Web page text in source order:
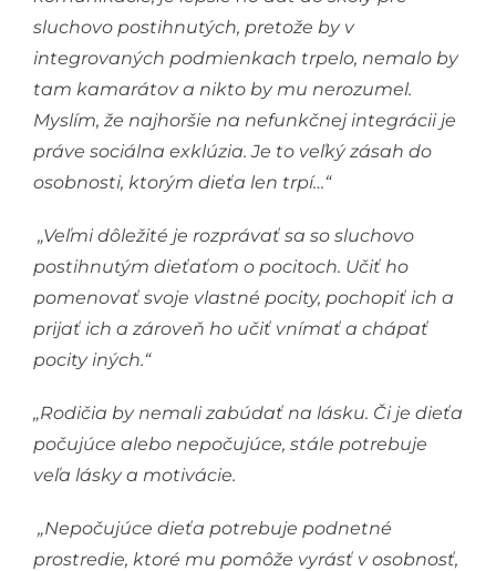
sluchovo postihnutých, pretože by v
integrovaných podmienkach trpelo, nemalo by
tam kamarátov a nikto by mu nerozumel.
Myslím, že najhoršie na nefunkčnej integrácii je
práve sociálna exklúzia. Je to veľký zásah do
osobnosti, ktorým dieťa len trpí…“
„Veľmi dôležité je rozprávať sa so sluchovo
postihnutým dieťaťom o pocitoch. Učiť ho
pomenovať svoje vlastné pocity, pochopiť ich a
prijať ich a zároveň ho učiť vnímať a chápať
pocity iných.“
„Rodičia by nemali zabúdať na lásku. Či je dieťa
počujúce alebo nepočujúce, stále potrebuje
veľa lásky a motivácie.
„Nepočujúce dieťa potrebuje podnetné
prostredie, ktoré mu pomôže vyrásť v osobnosť,